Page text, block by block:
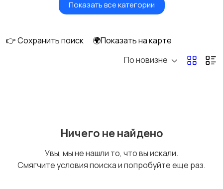
Головные уборы Домашняя одежда
Нижнее белье
Показать все категории
👉 Сохранить поиск
🌍Показать на карте
По новизне
Ничего не найдено
Увы, мы не нашли то, что вы искали.
Смягчите условия поиска и попробуйте еще раз.